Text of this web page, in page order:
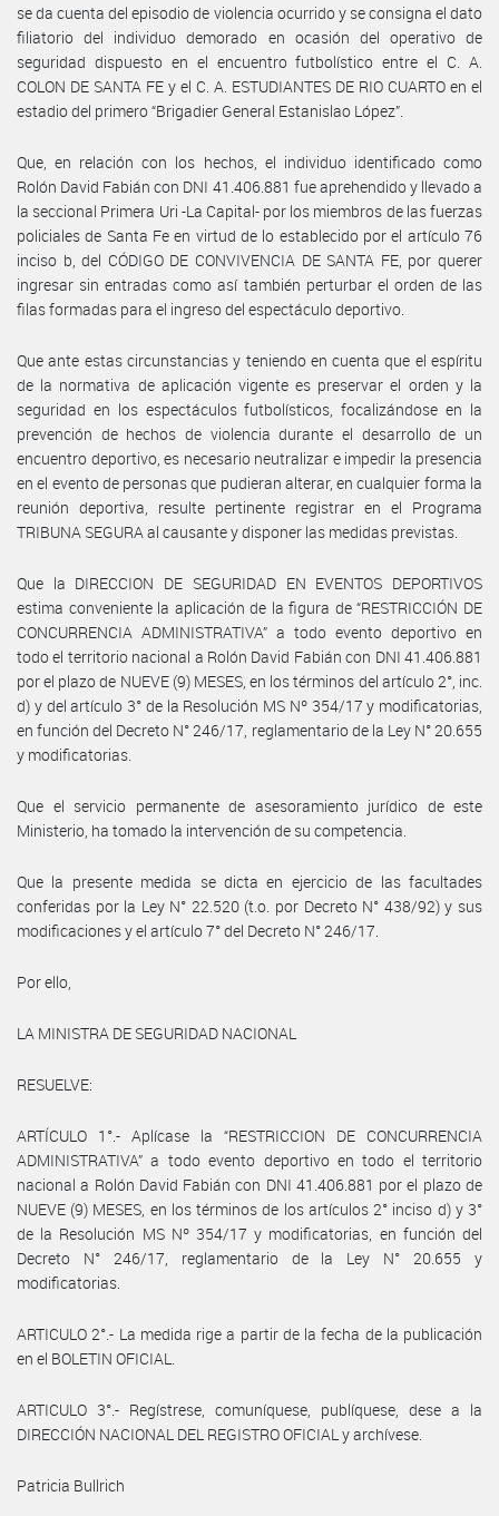
se da cuenta del episodio de violencia ocurrido y se consigna el dato
filiatorio del individuo demorado en ocasión del operativo de
seguridad dispuesto en el encuentro futbolístico entre el C. A.
COLON DE SANTA FE y el C. A. ESTUDIANTES DE RIO CUARTO en el
estadio del primero “Brigadier General Estanislao López”.
Que, en relación con los hechos, el individuo identificado como
Rolón David Fabián con DNI 41.406.881 fue aprehendido y llevado a
la seccional Primera Uri -La Capital- por los miembros de las fuerzas
policiales de Santa Fe en virtud de lo establecido por el artículo 76
inciso b, del CÓDIGO DE CONVIVENCIA DE SANTA FE, por querer
ingresar sin entradas como así también perturbar el orden de las
filas formadas para el ingreso del espectáculo deportivo.
Que ante estas circunstancias y teniendo en cuenta que el espíritu
de la normativa de aplicación vigente es preservar el orden y la
seguridad en los espectáculos futbolísticos, focalizándose en la
prevención de hechos de violencia durante el desarrollo de un
encuentro deportivo, es necesario neutralizar e impedir la presencia
en el evento de personas que pudieran alterar, en cualquier forma la
reunión deportiva, resulte pertinente registrar en el Programa
TRIBUNA SEGURA al causante y disponer las medidas previstas.
Que la DIRECCION DE SEGURIDAD EN EVENTOS DEPORTIVOS
estima conveniente la aplicación de la figura de “RESTRICCIÓN DE
CONCURRENCIA ADMINISTRATIVA” a todo evento deportivo en
todo el territorio nacional a Rolón David Fabián con DNI 41.406.881
por el plazo de NUEVE (9) MESES, en los términos del artículo 2°, inc.
d) y del artículo 3° de la Resolución MS Nº 354/17 y modificatorias,
en función del Decreto N° 246/17, reglamentario de la Ley N° 20.655
y modificatorias.
Que el servicio permanente de asesoramiento jurídico de este
Ministerio, ha tomado la intervención de su competencia.
Que la presente medida se dicta en ejercicio de las facultades
conferidas por la Ley N° 22.520 (t.o. por Decreto N° 438/92) y sus
modificaciones y el artículo 7° del Decreto N° 246/17.
Por ello,
LA MINISTRA DE SEGURIDAD NACIONAL
RESUELVE:
ARTÍCULO 1°.- Aplícase la “RESTRICCION DE CONCURRENCIA
ADMINISTRATIVA” a todo evento deportivo en todo el territorio
nacional a Rolón David Fabián con DNI 41.406.881 por el plazo de
NUEVE (9) MESES, en los términos de los artículos 2° inciso d) y 3°
de la Resolución MS Nº 354/17 y modificatorias, en función del
Decreto N° 246/17, reglamentario de la Ley N° 20.655 y
modificatorias.
ARTICULO 2°.- La medida rige a partir de la fecha de la publicación
en el BOLETIN OFICIAL.
ARTICULO 3°.- Regístrese, comuníquese, publíquese, dese a la
DIRECCIÓN NACIONAL DEL REGISTRO OFICIAL y archívese.
Patricia Bullrich